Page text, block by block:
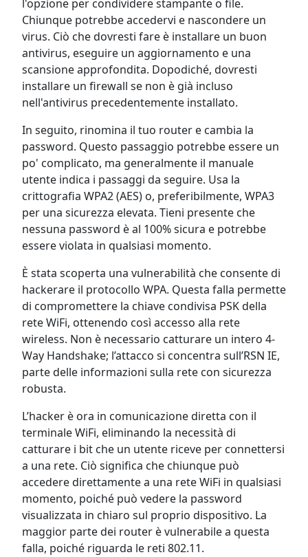
l'opzione per condividere stampante o file.
Chiunque potrebbe accedervi e nascondere un
virus. Ciò che dovresti fare è installare un buon
antivirus, eseguire un aggiornamento e una
scansione approfondita. Dopodiché, dovresti
installare un firewall se non è già incluso
nell'antivirus precedentemente installato.
In seguito, rinomina il tuo router e cambia la
password. Questo passaggio potrebbe essere un
po' complicato, ma generalmente il manuale
utente indica i passaggi da seguire. Usa la
crittografia WPA2 (AES) o, preferibilmente, WPA3
per una sicurezza elevata. Tieni presente che
nessuna password è al 100% sicura e potrebbe
essere violata in qualsiasi momento.
È stata scoperta una vulnerabilità che consente di
hackerare il protocollo WPA. Questa falla permette
di compromettere la chiave condivisa PSK della
rete WiFi, ottenendo così accesso alla rete
wireless. Non è necessario catturare un intero 4-
Way Handshake; l’attacco si concentra sull’RSN IE,
parte delle informazioni sulla rete con sicurezza
robusta.
L’hacker è ora in comunicazione diretta con il
terminale WiFi, eliminando la necessità di
catturare i bit che un utente riceve per connettersi
a una rete. Ciò significa che chiunque può
accedere direttamente a una rete WiFi in qualsiasi
momento, poiché può vedere la password
visualizzata in chiaro sul proprio dispositivo. La
maggior parte dei router è vulnerabile a questa
falla, poiché riguarda le reti 802.11.